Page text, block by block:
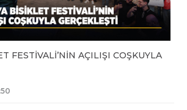
FESTİVALİ’NİN AÇILIŞI COŞKUYLA